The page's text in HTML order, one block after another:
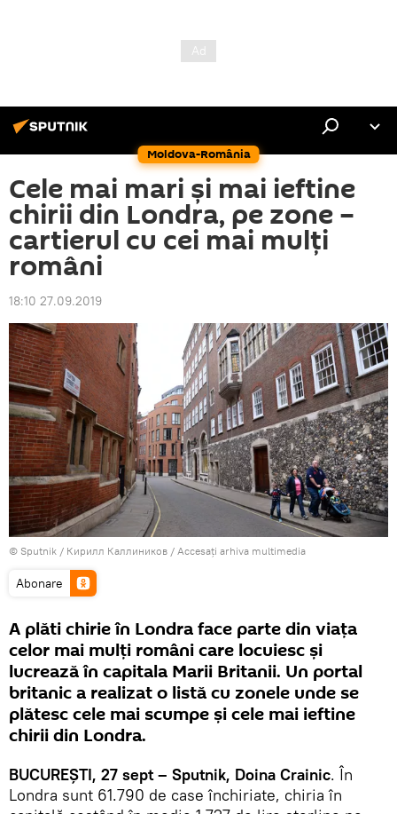
Moldova-România
Cele mai mari și mai ieftine
chirii din Londra, pe zone –
cartierul cu cei mai mulţi
români
18:10 27.09.2019
© Sputnik / Кирилл Каллиников / Accesați arhiva multimedia
Abonare
A plăti chirie în Londra face parte din viaţa
celor mai mulţi români care locuiesc şi
lucrează în capitala Marii Britanii. Un portal
britanic a realizat o listă cu zonele unde se
plătesc cele mai scumpe şi cele mai ieftine
chirii din Londra.
BUCUREŞTI, 27 sept – Sputnik, Doina Crainic. În
Londra sunt 61.790 de case închiriate, chiria în